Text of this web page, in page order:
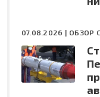
07.08.2026 | ОБЗОР